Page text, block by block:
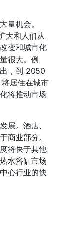
量机会。
大和人们从
变和城市化
很大。例
，到 2050
居住在城市
将推动市场
展。酒店、
商业部分。
将快于其他
水浴缸市场
心行业的快